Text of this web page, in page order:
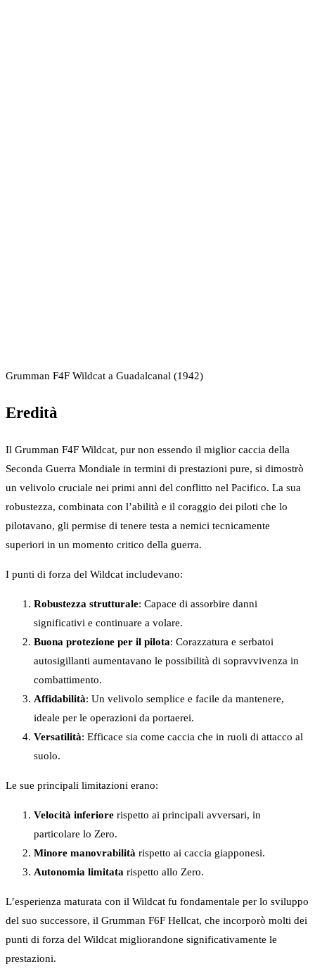
Grumman F4F Wildcat a Guadalcanal (1942)
Eredità
Il Grumman F4F Wildcat, pur non essendo il miglior caccia della
Seconda Guerra Mondiale in termini di prestazioni pure, si dimostrò
un velivolo cruciale nei primi anni del conflitto nel Pacifico. La sua
robustezza, combinata con l’abilità e il coraggio dei piloti che lo
pilotavano, gli permise di tenere testa a nemici tecnicamente
superiori in un momento critico della guerra.
I punti di forza del Wildcat includevano:
Robustezza strutturale: Capace di assorbire danni
significativi e continuare a volare.
Buona protezione per il pilota: Corazzatura e serbatoi
autosigillanti aumentavano le possibilità di sopravvivenza in
combattimento.
Affidabilità: Un velivolo semplice e facile da mantenere,
ideale per le operazioni da portaerei.
Versatilità: Efficace sia come caccia che in ruoli di attacco al
suolo.
Le sue principali limitazioni erano:
Velocità inferiore rispetto ai principali avversari, in
particolare lo Zero.
Minore manovrabilità rispetto ai caccia giapponesi.
Autonomia limitata rispetto allo Zero.
L’esperienza maturata con il Wildcat fu fondamentale per lo sviluppo
del suo successore, il Grumman F6F Hellcat, che incorporò molti dei
punti di forza del Wildcat migliorandone significativamente le
prestazioni.